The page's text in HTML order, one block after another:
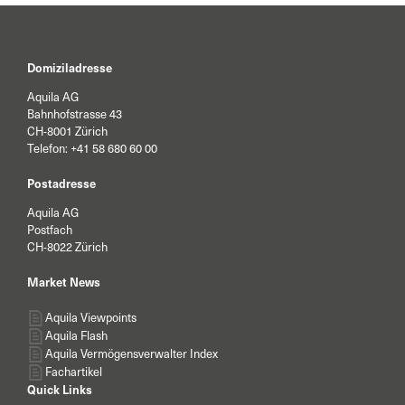
treffen wird. Auch der Konsum wird darunter
fallen weiterhin überwiegend erfreulich aus.
Inflationssorgen werden zunehmend
hervorgehoben.
Die Die US-Zinskurve ist mittlerweile sehr flach,
in einigen Abschnitten sogar invertiert. Die
Kreditaufschläge bei Unternehmensanleihen
ausgeweitet.
Die Aktienmärkte sind durch Zinsängste und
den Krieg in der Ukraine verunsichert.
US-Dollar und Schweizer Franken fungieren als
Bei den Rohstoffnotierungen sind teils deutliche
Domiziladresse
Aquila AG
Bahnhofstrasse 43
CH-8001 Zürich
Telefon: +41 58 680 60 00
Postadresse
Aquila AG
Postfach
CH-8022 Zürich
Market News
Aquila Viewpoints
Aquila Flash
Aquila Vermögensverwalter Index
Fachartikel
Quick Links